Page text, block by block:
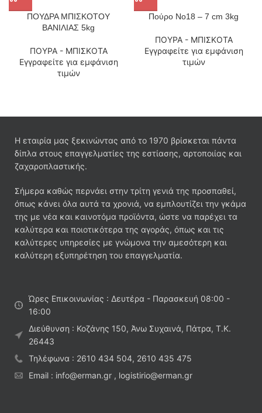
ΠΟΥΔΡΑ ΜΠΙΣΚΟΤΟΥ
ΒΑΝΙΛΙΑΣ 5kg
ΠΟΥΡΑ - ΜΠΙΣΚΟΤΑ
Εγγραφείτε για εμφάνιση
τιμών
Πούρο No18 – 7 cm 3kg
ΠΟΥΡΑ - ΜΠΙΣΚΟΤΑ
Εγγραφείτε για εμφάνιση
τιμών
Η εταιρία μας ξεκινώντας από το 1970 βρίσκεται πάντα
δίπλα στους επαγγελματίες της εστίασης, αρτοποιίας και
ζαχαροπλαστικής.
Σήμερα καθώς περνάει στην τρίτη γενιά της προσπαθεί,
όπως κάνει όλα αυτά τα χρονιά, να εμπλουτίζει την γκάμα
της με νέα και καινοτόμα προϊόντα, ώστε να παρέχει τα
καλύτερα και ποιοτικότερα της αγοράς, όπως και τις
καλύτερες υπηρεσίες με γνώμονα την αμεσότερη και
καλύτερη εξυπηρέτηση του επαγγελματία.
Ώρες Επικοινωνίας : Δευτέρα - Παρασκευή 08:00 -
16:00
Διεύθυνση : Κοζάνης 150, Άνω Συχαινά, Πάτρα, Τ.Κ.
26443
Τηλέφωνα : 2610 434 504, 2610 435 475
Email : info@erman.gr , logistirio@erman.gr